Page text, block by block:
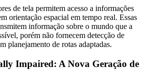
de tela permitem acesso a informações
orientação espacial em tempo real. Essas
informação sobre o mundo que a
porém não fornecem detecção de
planejamento de rotas adaptadas.
Impaired: A Nova Geração de